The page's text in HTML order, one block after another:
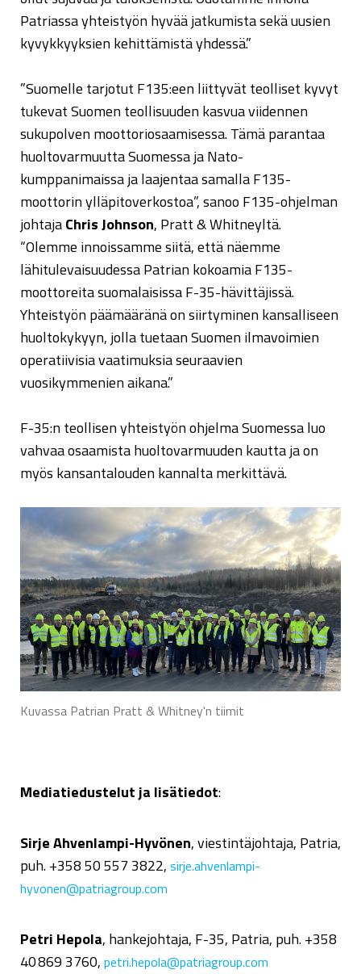
Patriassa yhteistyön hyvää jatkumista sekä uusien
kyvykkyyksien kehittämistä yhdessä.”
”Suomelle tarjotut F135:een liittyvät teolliset kyvyt
tukevat Suomen teollisuuden kasvua viidennen
sukupolven moottoriosaamisessa. Tämä parantaa
huoltovarmuutta Suomessa ja Nato-
kumppanimaissa ja laajentaa samalla F135-
moottorin ylläpitoverkostoa”, sanoo F135-ohjelman
johtajaChris Johnson, Pratt & Whitneyltä.
“Olemme innoissamme siitä, että näemme
lähitulevaisuudessa Patrian kokoamia F135-
moottoreita suomalaisissa F-35-hävittäjissä.
Yhteistyön päämääränä on siirtyminen kansalliseen
huoltokykyyn, jolla tuetaan Suomen ilmavoimien
operatiivisia vaatimuksia seuraavien
vuosikymmenien aikana.”
F-35:n teollisen yhteistyön ohjelma Suomessa luo
vahvaa osaamista huoltovarmuuden kautta ja on
myös kansantalouden kannalta merkittävä.
Kuvassa Patrian Pratt & Whitney'n tiimit
Mediatiedustelut ja lisätiedot:
Sirje Ahvenlampi-Hyvönen, viestintäjohtaja, Patria,
puh. +358 50 557 3822, sirje.ahvenlampi-
hyvonen@patriagroup.com
Petri Hepola, hankejohtaja, F-35, Patria, puh. +358
40 869 3760, petri.hepola@patriagroup.com